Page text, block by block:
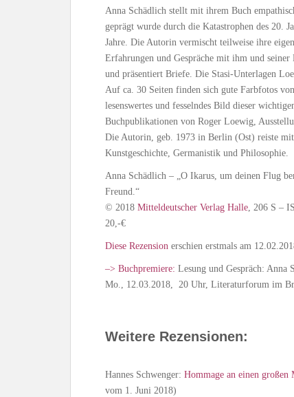
Anna Schädlich stellt mit ihrem Buch
geprägt wurde durch die Katastrophen des 20.
Jahre. Die Autorin vermischt teilweise ihre
Erfahrungen und Gespräche mit ihm und
und präsentiert Briefe. Die Stasi-Unterlagen
Auf ca. 30 Seiten finden sich gute Farbfotos
lesenswertes und fesselndes Bild dieser
Buchpublikationen von Roger Loewig,
Die Autorin, geb. 1973 in Berlin (Ost) reiste
Kunstgeschichte, Germanistik und Philosophie.
Anna Schädlich – „O Ikarus, um deinen Flug
Freund.“
© 2018 Mitteldeutscher Verlag Halle , 206 S –
20,-€
Diese Rezension erschien erstmals am
–> Buchpremiere: Lesung und Gespräch:
Mo., 12.03.2018, 20 Uhr, Literaturforum im
Weitere Rezensionen:
Hannes Schwenger: Hommage an einen großen
vom 1. Juni 2018)